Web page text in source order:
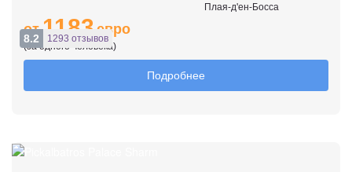
8.2 1293 отзывов
Плая-д'ен-Босса
от 1183 евро
(за одного человека)
Подробнее